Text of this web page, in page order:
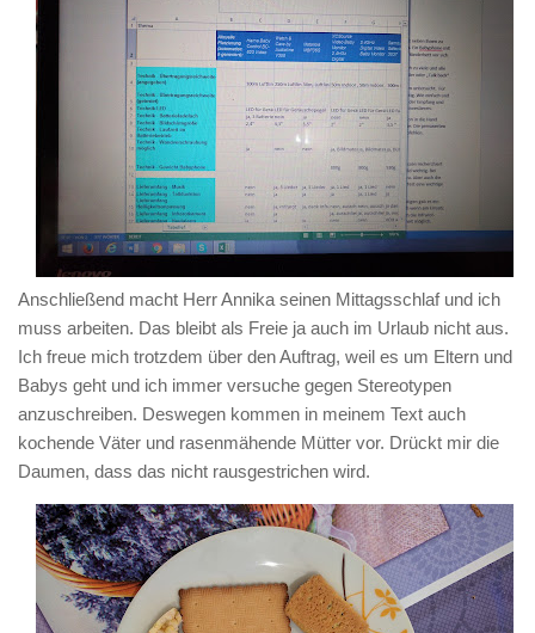
Anschließend macht Herr Annika seinen Mittagsschlaf und ich
muss arbeiten. Das bleibt als Freie ja auch im Urlaub nicht aus.
Ich freue mich trotzdem über den Auftrag, weil es um Eltern und
Babys geht und ich immer versuche gegen Stereotypen
anzuschreiben. Deswegen kommen in meinem Text auch
kochende Väter und rasenmähende Mütter vor. Drückt mir die
Daumen, dass das nicht rausgestrichen wird.